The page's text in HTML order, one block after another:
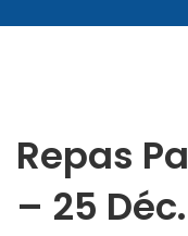
Repas
– 25 Déc.